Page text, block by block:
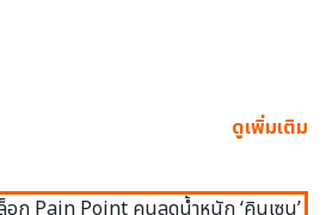
ดูเพิ่มเติม